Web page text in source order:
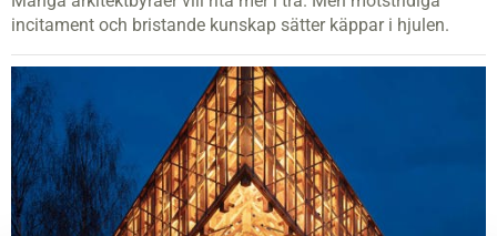
incitament och bristande kunskap sätter käppar i hjulen.